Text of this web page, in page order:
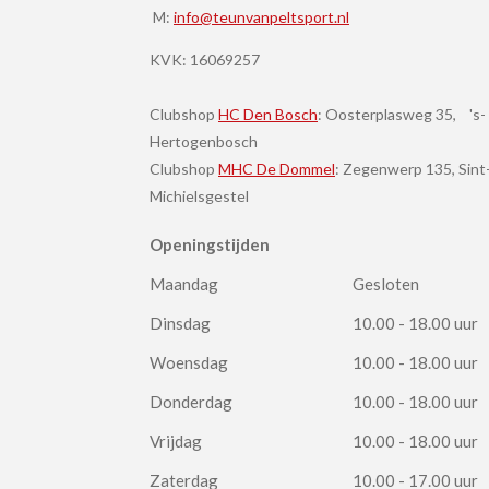
M: info@teunvanpeltsport.nl
KVK: 16069257
Clubshop HC Den Bosch: Oosterplasweg 35, 's-
Hertogenbosch
Clubshop MHC De Dommel: Zegenwerp 135,
Michielsgestel
Openingstijden
Maandag
Gesloten
Dinsdag
10.00 - 18.00 uur
Woensdag
10.00 - 18.00 uur
Donderdag
10.00 - 18.00 uur
Vrijdag
10.00 - 18.00 uur
Zaterdag
10.00 - 17.00 uur